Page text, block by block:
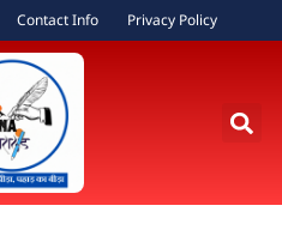
Contact Info Privacy Policy